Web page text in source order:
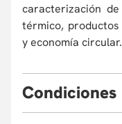
caracterización
térmico,
y economía circular.
Condiciones